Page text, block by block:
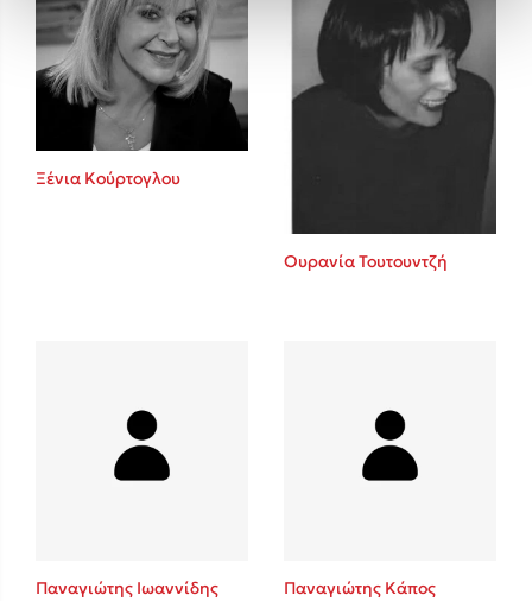
Ξένια Κούρτογλου
Ουρανία Τουτουντζή
Παναγιώτης Ιωαννίδης Παναγιώτης Κάπος